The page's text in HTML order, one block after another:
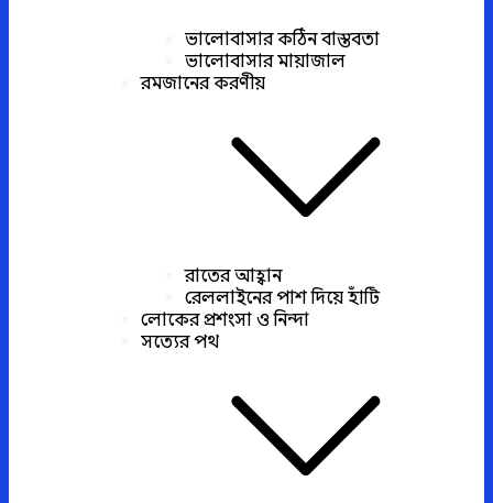
ভালোবাসার কঠিন বাস্তবতা
ভালোবাসার মায়াজাল
রমজানের করণীয়
রাতের আহ্বান
রেললাইনের পাশ দিয়ে হাঁটি
লোকের প্রশংসা ও নিন্দা
সত্যের পথ